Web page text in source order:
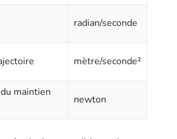
radian/seconde
mètre/seconde²
maintien
newton